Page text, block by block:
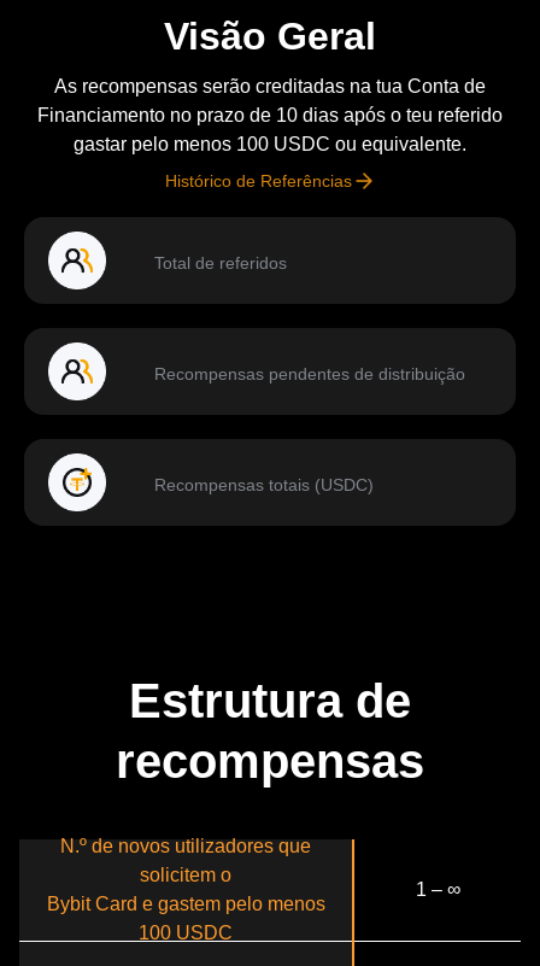
Visão Geral
As recompensas serão creditadas na tua Conta de
Financiamento no prazo de 10 dias após o teu referido
gastar pelo menos 100 USDC ou equivalente.
Histórico de Referências
Total de referidos
Recompensas pendentes de distribuição
Recompensas totais (USDC)
Estrutura de
recompensas
N.º de novos utilizadores que
solicitem o
Bybit Card e gastem pelo menos
100 USDC
1 – ∞